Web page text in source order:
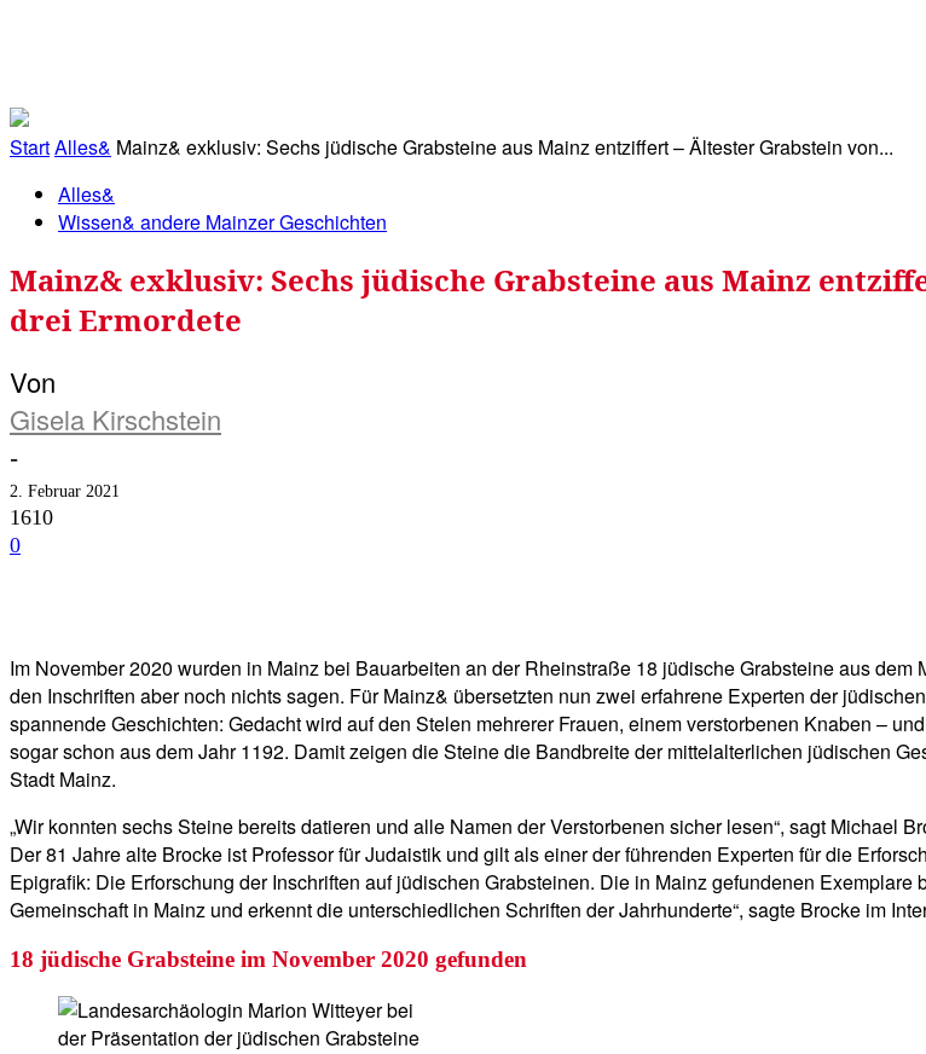
StartAlles& Mainz& exklusiv: Sechs jüdische Grabsteine aus Mainz entziffert – Ältester Grabstein von...
Alles&
Wissen& andere Mainzer Geschichten
Mainz& exklusiv: Sechs jüdische Grabsteine aus Mainz
drei Ermordete
Von
Gisela Kirschstein
-
2. Februar 2021
1610
0
Im November 2020 wurden in Mainz bei Bauarbeiten an der Rheinstraße 18 jüdische Grabsteine aus
den Inschriften aber noch nichts sagen. Für Mainz& übersetzten nun zwei erfahrene Experten der
spannende Geschichten: Gedacht wird auf den Stelen mehrerer Frauen, einem verstorbenen Knaben –
sogar schon aus dem Jahr 1192. Damit zeigen die Steine die Bandbreite der mittelalterlichen jüdischen
Stadt Mainz.
„Wir konnten sechs Steine bereits datieren und alle Namen der Verstorbenen sicher lesen“, sagt Michael
Der 81 Jahre alte Brocke ist Professor für Judaistik und gilt als einer der führenden Experten für die
Epigrafik: Die Erforschung der Inschriften auf jüdischen Grabsteinen. Die in Mainz gefundenen
Gemeinschaft in Mainz und erkennt die unterschiedlichen Schriften der Jahrhunderte“, sagte Brocke im
18 jüdische Grabsteine im November 2020 gefunden